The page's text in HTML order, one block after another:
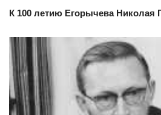
К 100 летию Егорычева Николая